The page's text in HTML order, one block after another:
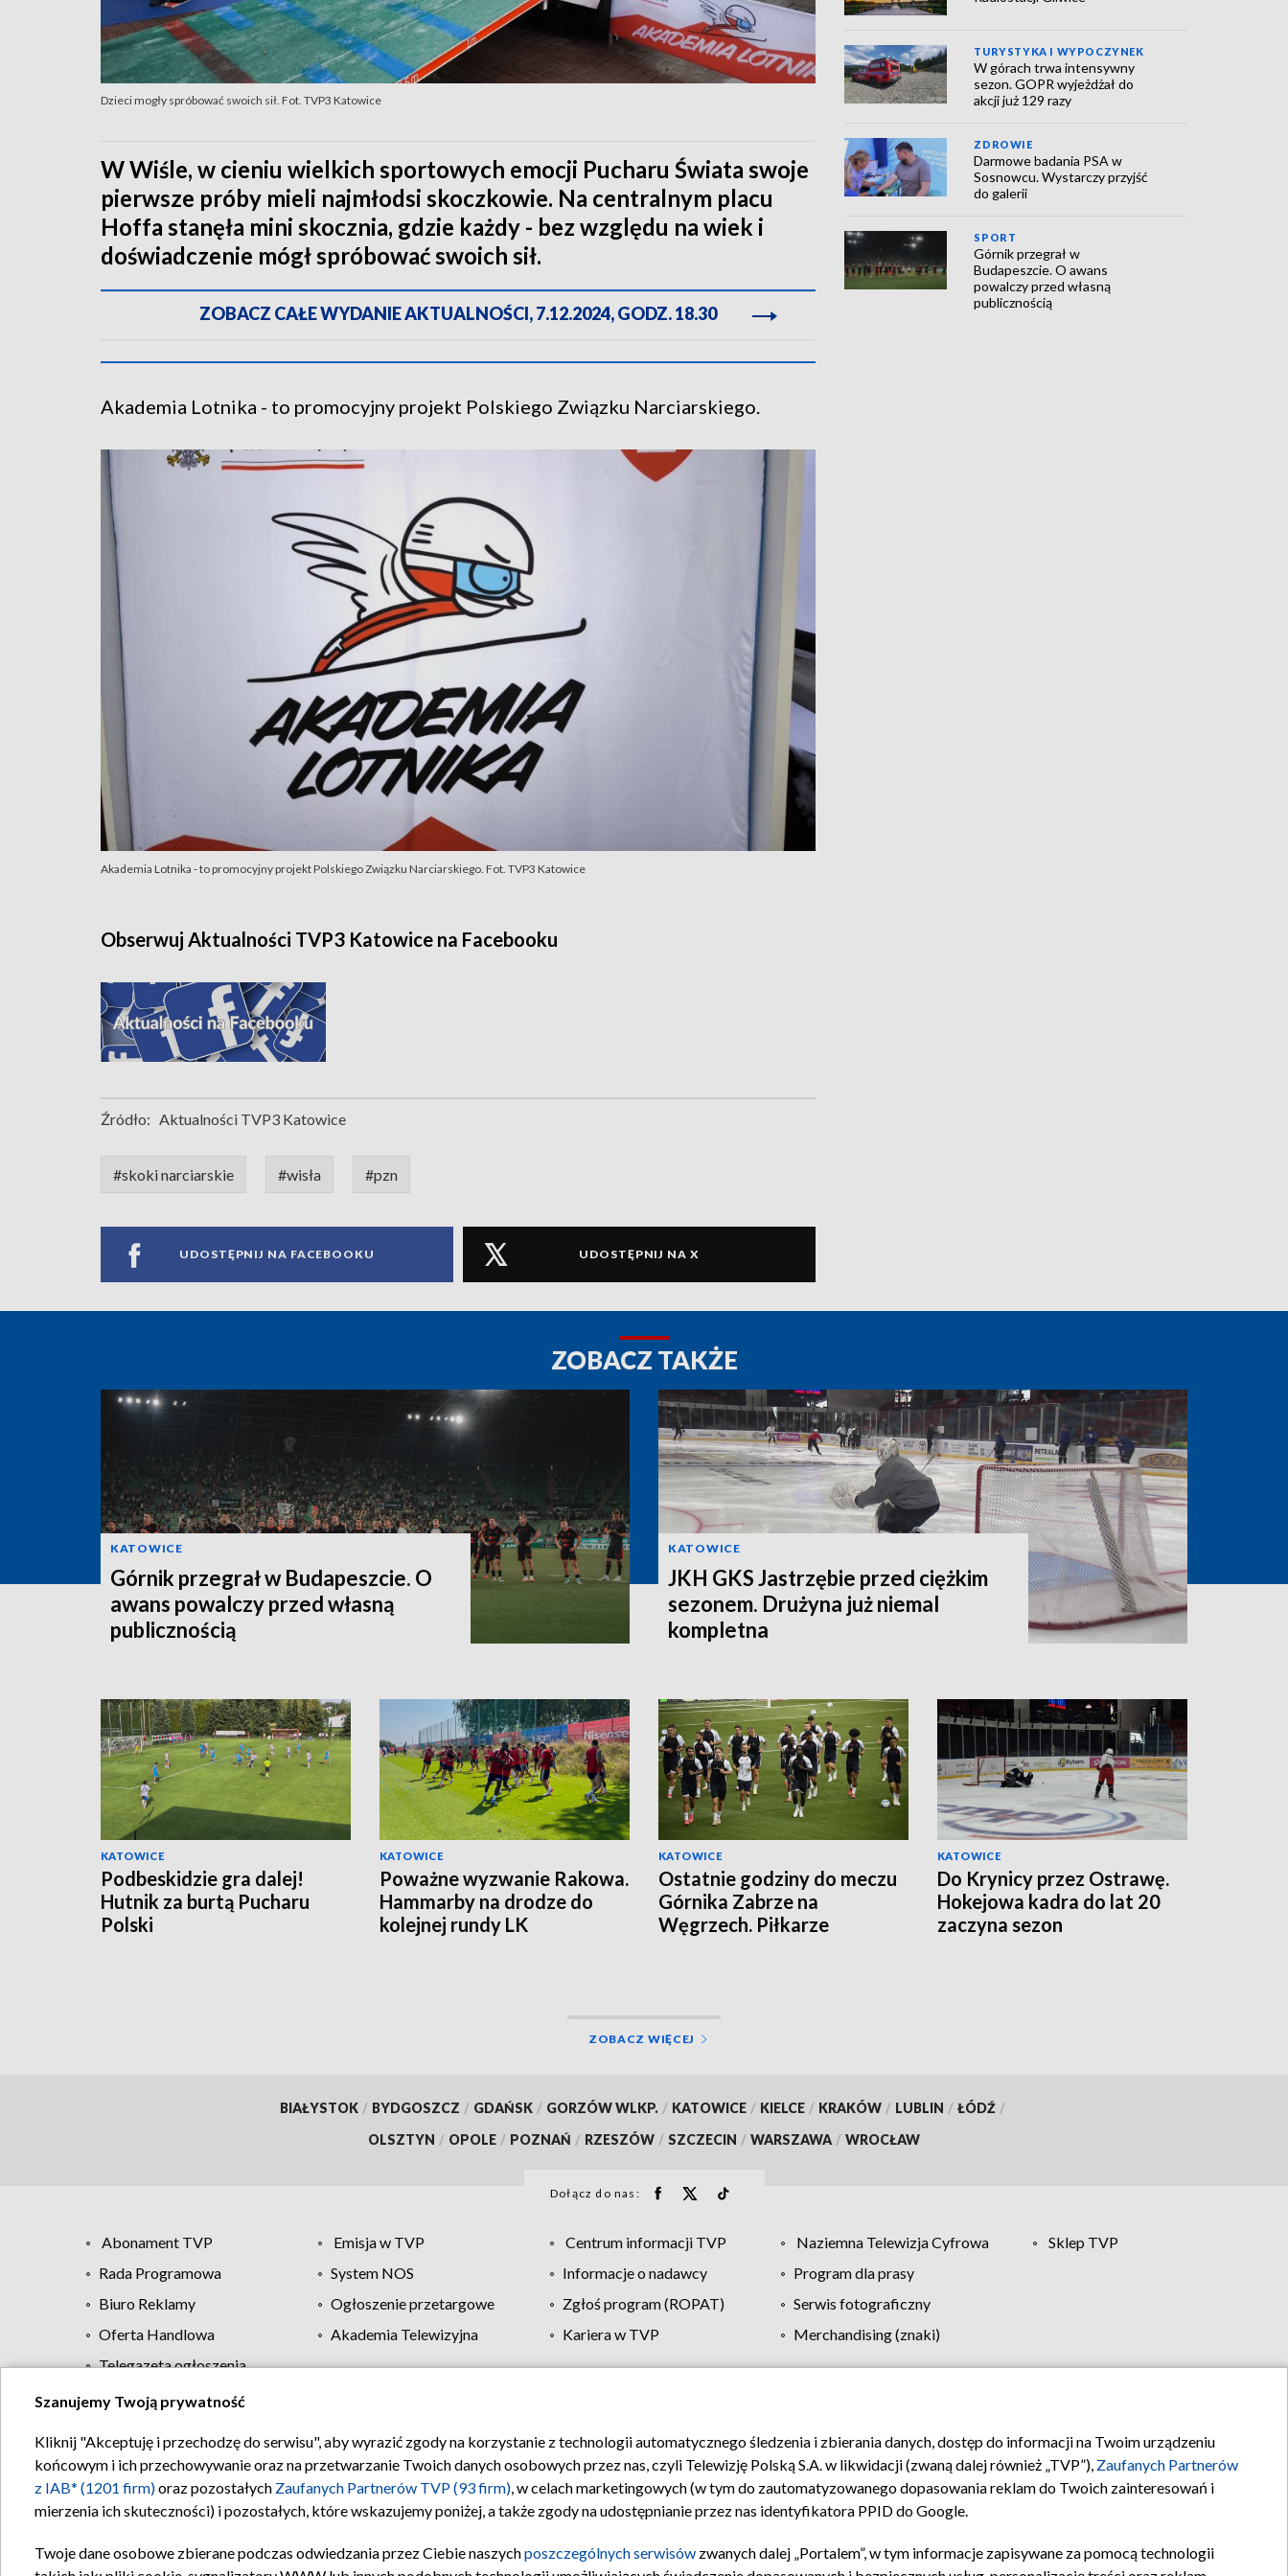
Dzieci mogły spróbować swoich sił. Fot. TVP3 Katowice
W Wiśle, w cieniu wielkich sportowych emocji Pucharu Świata swoje
pierwsze próby mieli najmłodsi skoczkowie. Na centralnym placu
Hoffa stanęła mini skocznia, gdzie każdy - bez względu na wiek i
doświadczenie mógł spróbować swoich sił.
ZOBACZ CAŁE WYDANIE AKTUALNOŚCI, 7.12.2024, GODZ. 18.30
Akademia Lotnika - to promocyjny projekt Polskiego Związku Narciarskiego.
Akademia Lotnika - to promocyjny projekt Polskiego Związku Narciarskiego. Fot. TVP3 Katowice
Obserwuj Aktualności TVP3 Katowice na Facebooku
Źródło: Aktualności TVP3 Katowice
#skoki narciarskie #wisła #pzn
UDOSTĘPNIJ NA FACEBOOKU UDOSTĘPNIJ NA X
TURYSTYKA I WYPOCZYNEK
W górach trwa intensywny
sezon. GOPR wyjeżdżał do
akcji już 129 razy
ZDROWIE
Darmowe badania PSA w
Sosnowcu. Wystarczy przyjść
do galerii
SPORT
Górnik przegrał w
Budapeszcie. O awans
powalczy przed własną
publicznością
ZOBACZ TAKŻE
KATOWICE
Górnik przegrał w Budapeszcie. O
awans powalczy przed własną
publicznością
KATOWICE
JKH GKS Jastrzębie przed ciężkim
sezonem. Drużyna już niemal
kompletna
KATOWICE
Podbeskidzie gra dalej!
Hutnik za burtą Pucharu
Polski
KATOWICE
Poważne wyzwanie Rakowa.
Hammarby na drodze do
kolejnej rundy LK
KATOWICE
Ostatnie godziny do meczu
Górnika Zabrze na
Węgrzech. Piłkarze
KATOWICE
Do Krynicy przez Ostrawę.
Hokejowa kadra do lat 20
zaczyna sezon
ZOBACZ WIĘCEJ
BIAŁYSTOK / BYDGOSZCZ / GDAŃSK / GORZÓW WLKP. / KATOWICE / KIELCE / KRAKÓW / LUBLIN / ŁÓDŹ /
OLSZTYN / OPOLE / POZNAŃ / RZESZÓW / SZCZECIN / WARSZAWA / WROCŁAW
Dołącz do nas:
Abonament TVP Emisja w TVP Centrum informacji TVP Naziemna Telewizja Cyfrowa
Sklep TVP
Rada Programowa
System NOS Informacje o nadawcy
Program dla prasy
Biuro Reklamy
Ogłoszenie przetargowe Zgłoś program (ROPAT)
Serwis fotograficzny
Oferta Handlowa
Akademia Telewizyjna Kariera w TVP
Merchandising (znaki)
Telegazeta ogłoszenia
Regulamin TVP Polityka prywatności Moje zgody Pomoc Biuro reklamy Kontakt
Szanujemy Twoją prywatność
Kliknij "Akceptuję i przechodzę do serwisu", aby wyrazić zgody na korzystanie z technologii automatycznego śledzenia i zbierania danych, dostęp do informacji na Twoim urządzeniu
końcowym i ich przechowywanie oraz na przetwarzanie Twoich danych osobowych przez nas, czyli Telewizję Polską S.A. w likwidacji (zwaną dalej również „TVP”), Zaufanych Partnerów
z IAB* (1201 firm)oraz pozostałych Zaufanych Partnerów TVP (93 firm), w celach marketingowych (w tym do zautomatyzowanego dopasowania reklam do Twoich zainteresowań i
mierzenia ich skuteczności) i pozostałych, które wskazujemy poniżej, a także zgody na udostępnianie przez nas identyfikatora PPID do Google.
Twoje dane osobowe zbierane podczas odwiedzania przez Ciebie naszychposzczególnych serwisów zwanych dalej „Portalem”, w tym informacje zapisywane za pomocą technologii